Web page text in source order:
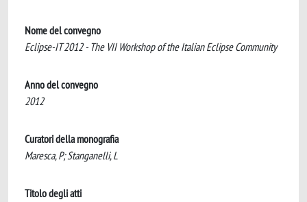
Nome del convegno
Eclipse-IT 2012 - The VII Workshop of the Italian Eclipse Community
Anno del convegno
2012
Curatori della monografia
Maresca, P; Stanganelli, L
Titolo degli atti